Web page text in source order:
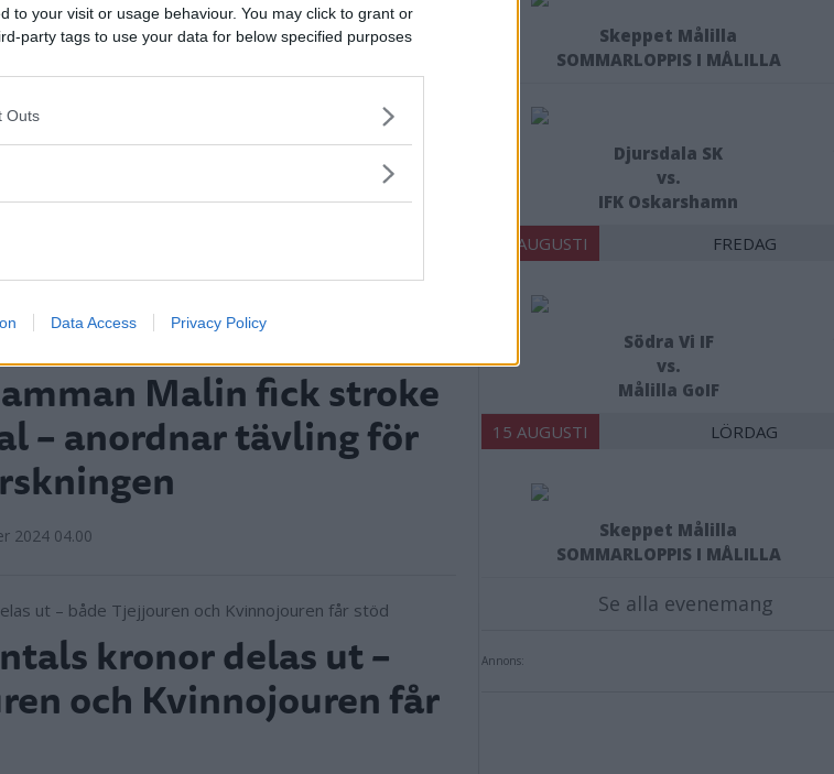
to your visit or usage behaviour. You may click to grant or
party tags to use your data for below specified purposes
Outs
Data Access Privacy Policy
Malin fick stroke
– anordnar tävling för
2024 04.00
kronor delas ut –
och Kvinnojouren får
Skeppet Målilla
SOMMARLOPPIS I MÅLILLA
Djursdala SK
vs.
IFK Oskarshamn
14 AUGUSTI FREDAG
Södra Vi IF
vs.
Målilla GoIF
15 AUGUSTI LÖRDAG
Skeppet Målilla
SOMMARLOPPIS I MÅLILLA
Se alla evenemang
Annons: